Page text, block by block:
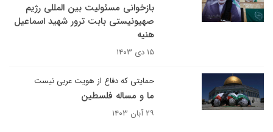
بازخوانی مسئولیت بین المللی رژیم
صهیونیستی بابت ترور شهید اسماعیل
هنیه
۱۵ دی ۱۴۰۳
حمایتی که دفاع از هویت عربی نیست
ما و مساله فلسطین
۲۹ آبان ۱۴۰۳